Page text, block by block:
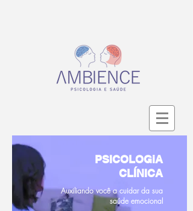
PSICOLOGiA
CLÍNICA
Auxiliando você a cuidar da sua
saúde emocional